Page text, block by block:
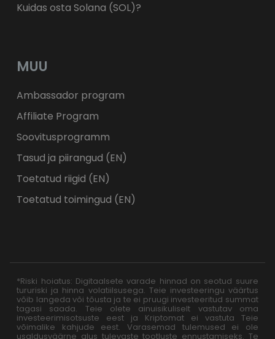
Kuidas osta Solana (SOL)?
MUU
Ambassador program
Affiliate Program
Soovitusprogramm
Tasud ja piirangud (EN)
Toetatud riigid (EN)
Toetatud toimingud (EN)
*Riski hoiatus: Digitaalsete varade hinnad on seotud suure
tururiski ja hinna volatiilsusega. Teie investeeringu väärtus
võib langeda või tõusta ja te ei pruugi investeeritud summat
tagasi saada. Teie olete ainuisikuliselt vastutav oma
investeerimisotsuste eest ja Kriptomat ei vastuta Teie
võimalike kahjude eest. Varasemad tulemused ei ole
usaldusväärne alus tulevaste tootluste ennustamiseks. Te